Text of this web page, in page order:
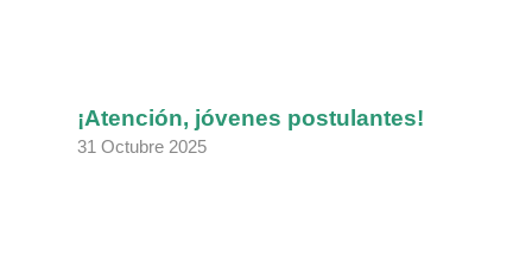
¡Atención, jóvenes postulantes!
31 Octubre 2025